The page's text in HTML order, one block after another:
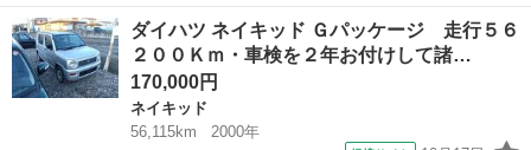
思います 詳細は直接見て確認していただけたらと思います！ クレジッ
ト決済可です！ 18万円～ 条件の良い方にお譲りします🙇‍♀️！ 名...
福島 郡山市 ネイキッド 走行距離
ダイハツ ネイキッド Ｇパッケージ 走行５６
２００Ｋｍ・車検を２年お付けして諸…
170,000円
ネイキッド
56,115km
2000年